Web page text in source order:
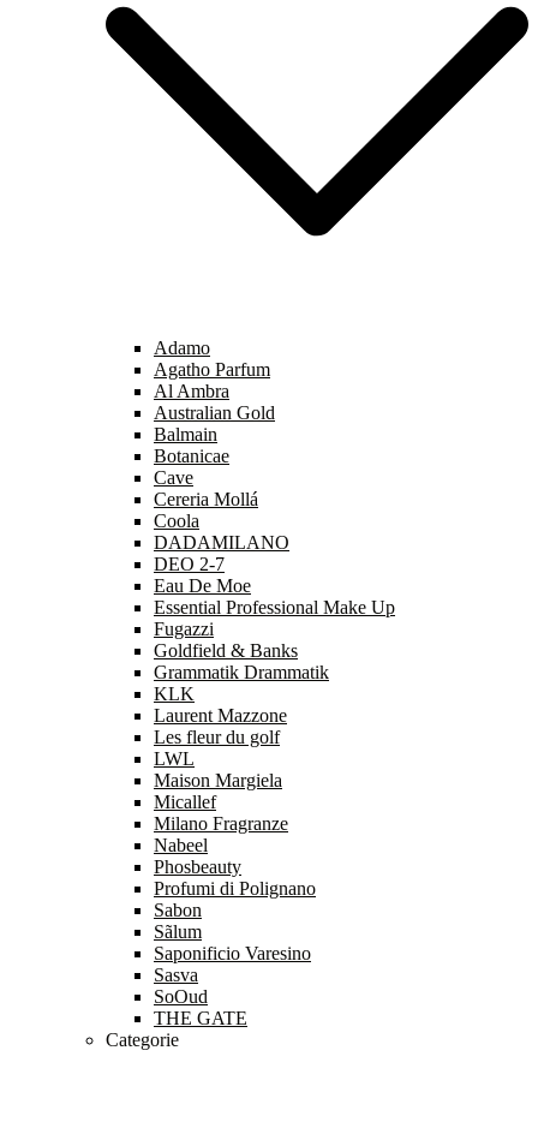
Adamo
Agatho Parfum
Al Ambra
Australian Gold
Balmain
Botanicae
Cave
Cereria Mollá
Coola
DADAMILANO
DEO 2-7
Eau De Moe
Essential Professional Make Up
Fugazzi
Goldfield & Banks
Grammatik Drammatik
KLK
Laurent Mazzone
Les fleur du golf
LWL
Maison Margiela
Micallef
Milano Fragranze
Nabeel
Phosbeauty
Profumi di Polignano
Sabon
Sãlum
Saponificio Varesino
Sasva
SoOud
THE GATE
Categorie